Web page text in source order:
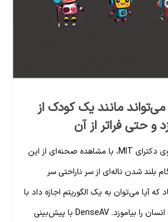
مانند یک کودک از
و حتی فراتر از آن
مارک همیلتون، دانشجوی دکترای MIT، با مشاهده صحنه‌ای از این
بلند شدن ناله‌ای از سر ناراحتی سر
که آیا می‌توان به یک الگوریتم اجازه داد با
تماشای تلویزیون، زبان انسان را بیاموزد. DenseAV با پیش‌بینی